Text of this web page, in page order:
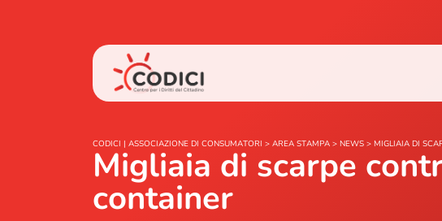
CODICI | ASSOCIAZIONE DI CONSUMATORI > AREA STAMPA > NEWS > MIGLIAIA DI
Migliaia di scarpe
container